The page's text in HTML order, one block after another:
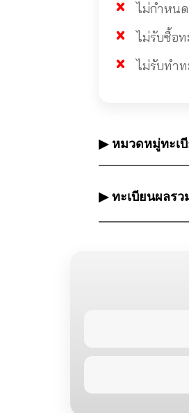
ไม่กำหนด
ไม่รับซื้อ
ไม่รับทำ
▶ หมวดหมู่ทะเ
▶ ทะเบียนผลร